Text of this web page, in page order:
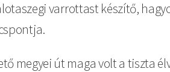
varrottast készítő,
megyei út maga volt a tiszta